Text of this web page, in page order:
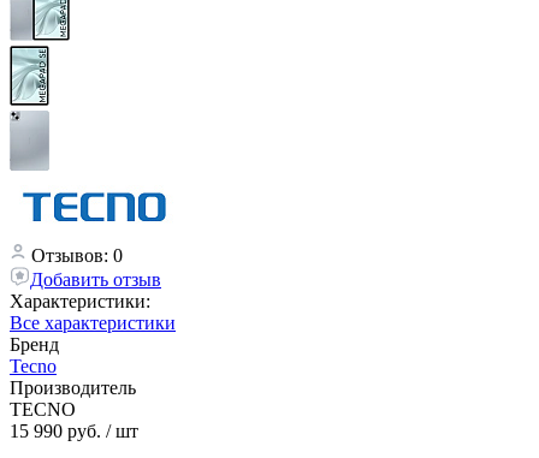
Отзывов: 0
Добавить отзыв
Характеристики:
Все характеристики
Бренд
Tecno
Производитель
TECNO
15 990 руб. / шт